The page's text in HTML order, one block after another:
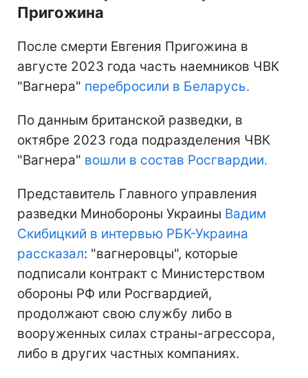
Пригожина
После смерти Евгения Пригожина в
августе 2023 года часть наемников ЧВК
"Вагнера" перебросили в Беларусь.
По данным британской разведки, в
октябре 2023 года подразделения ЧВК
"Вагнера" вошли в состав Росгвардии.
Представитель Главного управления
разведки Минобороны Украины Вадим
Скибицкий в интервью РБК-Украина
рассказал: "вагнеровцы", которые
подписали контракт с Министерством
обороны РФ или Росгвардией,
продолжают свою службу либо в
вооруженных силах страны-агрессора,
либо в других частных компаниях.